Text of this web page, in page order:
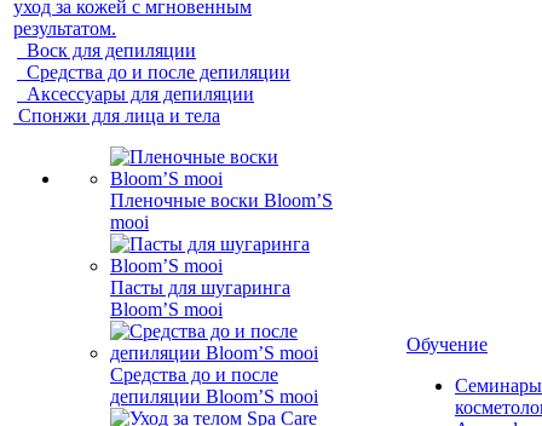
уход за кожей с мгновенным
результатом.
Воск для депиляции
Средства до и после депиляции
Аксессуары для депиляции
Спонжи для лица и тела
Пленочные воски Bloom’S
mooi
Пасты для шугаринга
Bloom’S mooi
Средства до и после
депиляции Bloom’S mooi
Обучение